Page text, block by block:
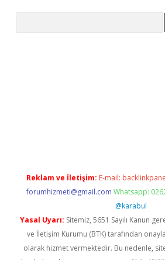
Reklam ve İletişim: E-mail:
forumhizmeti@gmail.com Whatsapp:
@karabul
Yasal Uyarı: Sitemiz, 5651 Sayılı Kanun
ve İletişim Kurumu (BTK) tarafından
olarak hizmet vermektedir. Bu nedenle,